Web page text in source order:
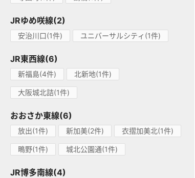
JRゆめ咲線(2)
安治川口(1件) ユニバーサルシティ(1件)
JR東西線(6)
新福島(4件) 北新地(1件)
大阪城北詰(1件)
おおさか東線(6)
放出(1件) 新加美(2件) 衣摺加美北(1件)
鴫野(1件) 城北公園通(1件)
JR博多南線(4)